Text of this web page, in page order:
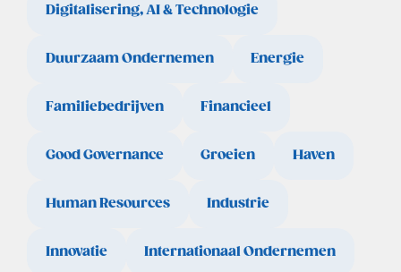
Digitalisering, AI & Technologie
Duurzaam Ondernemen Energie
Familiebedrijven Financieel
Good Governance Groeien Haven
Human Resources Industrie
Innovatie Internationaal Ondernemen